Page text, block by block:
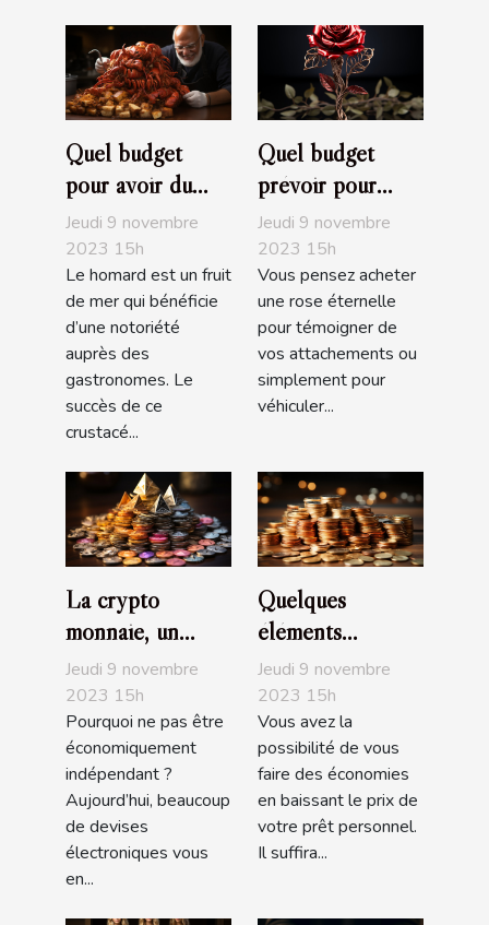
Quel budget
pour avoir du
bon homard?
Jeudi 9 novembre
2023 15h
Le homard est un fruit
de mer qui bénéficie
d’une notoriété
auprès des
gastronomes. Le
succès de ce
crustacé...
Quel budget
prévoir pour
l’achat d’une rose
éternelle ?
Jeudi 9 novembre
2023 15h
Vous pensez acheter
une rose éternelle
pour témoigner de
vos attachements ou
simplement pour
véhiculer...
La crypto
monnaie, un
choix
d’investissement,
d’achat ou de de
trading très
populaire
Jeudi 9 novembre
2023 15h
Pourquoi ne pas être
économiquement
indépendant ?
Aujourd’hui, beaucoup
de devises
électroniques vous
en...
Quelques
éléments
nécessaires pour
baisser le prix de
son prêt
personnel
Jeudi 9 novembre
2023 15h
Vous avez la
possibilité de vous
faire des économies
en baissant le prix de
votre prêt personnel.
Il suffira...